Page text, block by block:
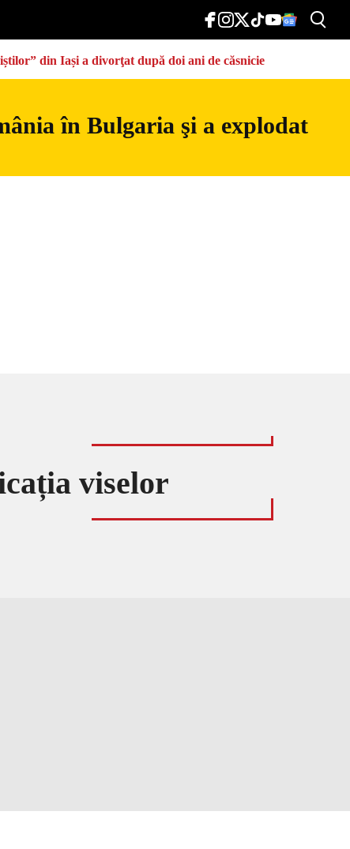
din Iași a divorţat după doi ani de căsnicie
în Bulgaria şi a explodat
viselor